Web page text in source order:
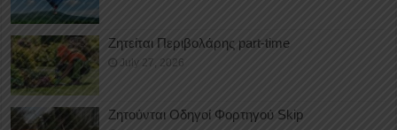
Ζητείται Περιβολάρης part-time
July 27, 2026
Ζητούνται Οδηγοί Φορτηγού Skip